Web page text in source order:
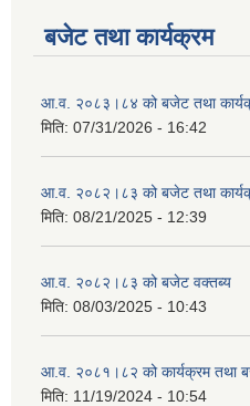
बजेट तथा कार्यक्रम
आ.व. २०८३।८४ को बजेट तथा
मिति: 07/31/2026 - 16:42
आ.व. २०८२।८३ को बजेट तथा
मिति: 08/21/2025 - 12:39
आ.व. २०८२।८३ को बजेट वक्तब्य
मिति: 08/03/2025 - 10:43
आ.व. २०८१।८२ को कार्यक्रम तथा
मिति: 11/19/2024 - 10:54